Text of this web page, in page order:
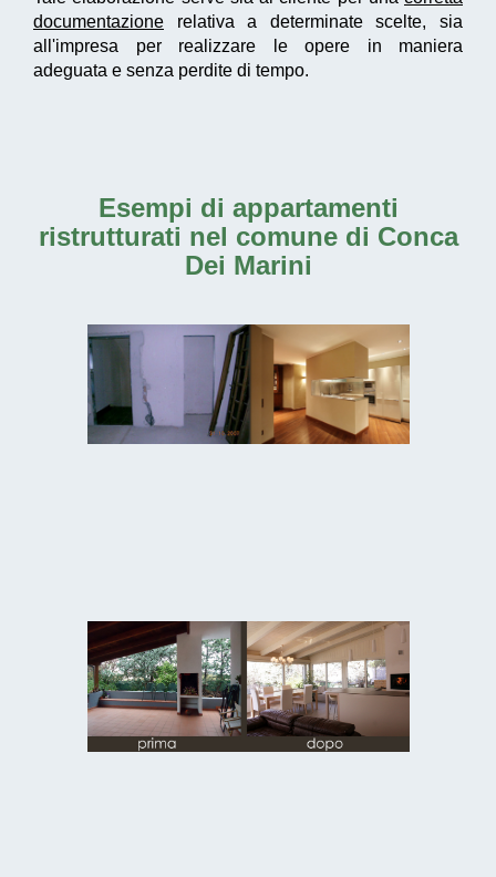
documentazione relativa a determinate scelte, sia
all'impresa per realizzare le opere in maniera
adeguata e senza perdite di tempo.
Esempi di appartamenti
ristrutturati nel comune di Conca
Dei Marini